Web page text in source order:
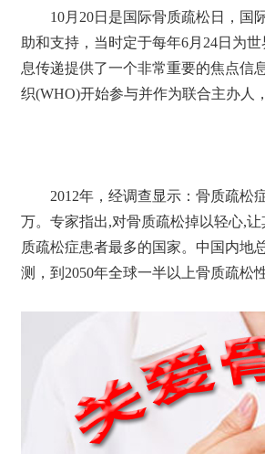
10月 20日是国际骨质疏松日，国
助和支持，当时定于每年6月 24日为世
息传递提供了一个非常重要的焦点信
织(WHO)开始参与并作为联合主办人
2012年，经调查显示：骨质疏松
万。专家指出,对骨质疏松掉以轻心,让
质疏松症患者最多的国家。中国内地
测，到 2050年全球一半以上骨质疏松